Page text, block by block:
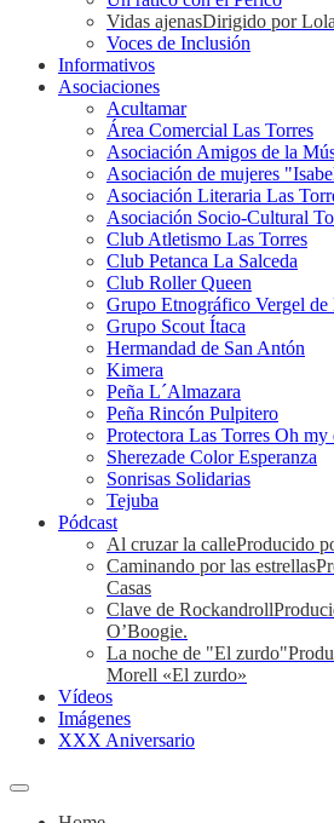
Vidas ajenasDirigido por
Voces de Inclusión
Informativos
Asociaciones
Acultamar
Área Comercial Las Torres
Asociación Amigos de la
Asociación de mujeres
Asociación Literaria Las
Asociación Socio-Cultural
Club Atletismo Las Torres
Club Petanca La Salceda
Club Roller Queen
Grupo Etnográfico Vergel de
Grupo Scout Ítaca
Hermandad de San Antón
Kimera
Peña L´Almazara
Peña Rincón Pulpitero
Protectora Las Torres Oh my
Sherezade Color Esperanza
Sonrisas Solidarias
Tejuba
Pódcast
Al cruzar la calleProducido
Caminando por las estrellas
Casas
Clave de Rockandroll
O’Boogie.
La noche de "El zurdo"
Morell «El zurdo»
Vídeos
Imágenes
XXX Aniversario